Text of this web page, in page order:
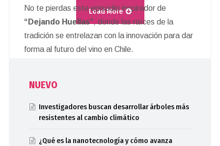
No te pierdas este episodio inspirador de
“Dejando Huellas”, donde las raíces de la
tradición se entrelazan con la innovación para dar
forma al futuro del vino en Chile.
Load More
NUEVO
Investigadores buscan desarrollar árboles más
resistentes al cambio climático
¿Qué es la nanotecnología y cómo avanza